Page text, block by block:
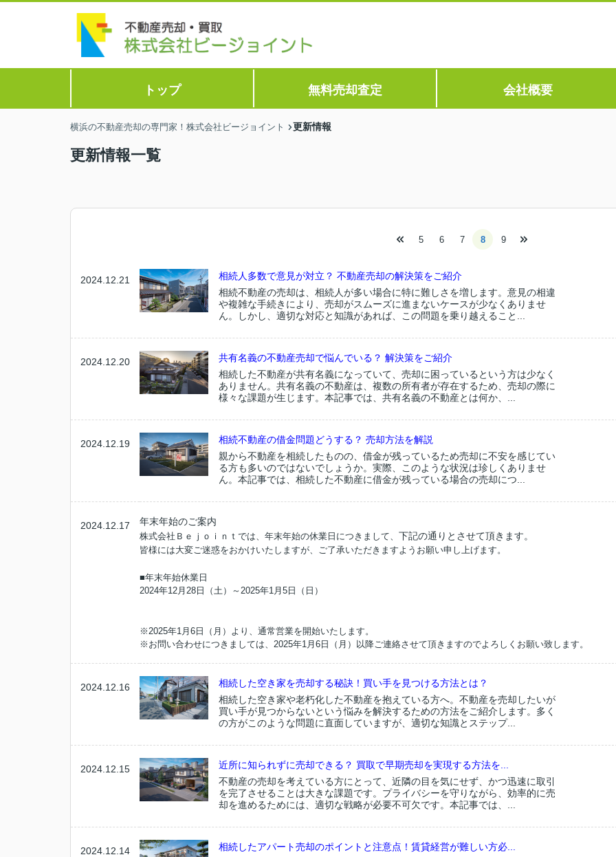
トップ 無料売却査定 会社概要
横浜の不動産売却の専門家！株式会社ビージョイント 更新情報
更新情報一覧
5 6 7 8 9
2024.12.21
相続人多数で意見が対立？ 不動産売却の解決策をご紹介
相続不動産の売却は、相続人が多い場合に特に難しさを増します。意見の相違
や複雑な手続きにより、売却がスムーズに進まないケースが少なくありませ
ん。しかし、適切な対応と知識があれば、この問題を乗り越えること...
2024.12.20
共有名義の不動産売却で悩んでいる？ 解決策をご紹介
相続した不動産が共有名義になっていて、売却に困っているという方は少なく
ありません。共有名義の不動産は、複数の所有者が存在するため、売却の際に
様々な課題が生じます。本記事では、共有名義の不動産とは何か、...
2024.12.19
相続不動産の借金問題どうする？ 売却方法を解説
親から不動産を相続したものの、借金が残っているため売却に不安を感じてい
る方も多いのではないでしょうか。実際、このような状況は珍しくありませ
ん。本記事では、相続した不動産に借金が残っている場合の売却につ...
2024.12.17 年末年始のご案内
株式会社Ｂｅｊｏｉｎｔでは、年末年始の休業日につきまして、 下記の通りとさせて頂きます。
皆様には大変ご迷惑をおかけいたしますが、ご了承いただきますようお願い申し上げます。
■年末年始休業日
2024年12月28日（土）～2025年1月5日（日）
※2025年1月6日（月）より、通常営業を開始いたします。
※お問い合わせにつきましては、2025年1月6日（月）以降ご連絡させて頂きますのでよろしくお願い致します。
2024.12.16
相続した空き家を売却する秘訣！買い手を見つける方法とは？
相続した空き家や老朽化した不動産を抱えている方へ。不動産を売却したいが
買い手が見つからないという悩みを解決するための方法をご紹介します。多く
の方がこのような問題に直面していますが、適切な知識とステップ...
2024.12.15
近所に知られずに売却できる？ 買取で早期売却を実現する方法を...
不動産の売却を考えている方にとって、近隣の目を気にせず、かつ迅速に取引
を完了させることは大きな課題です。プライバシーを守りながら、効率的に売
却を進めるためには、適切な戦略が必要不可欠です。本記事では、...
2024.12.14
相続したアパート売却のポイントと注意点！賃貸経営が難しい方必...